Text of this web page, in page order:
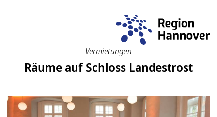
Vermietungen
Räume auf Schloss Landestrost